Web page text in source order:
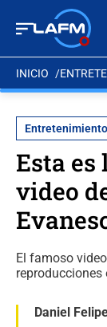
INICIO
Entretenimiento
Esta
video
El famoso
reproducciones
Daniel